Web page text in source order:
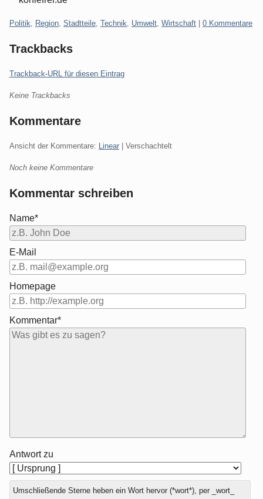
Kategorien:
Politik Region Stadtteile Technik Umwelt Wirtschaft 0 Kommentare
Trackbacks
Trackback-URL für diesen Eintrag
Keine Trackbacks
Kommentare
Ansicht der Kommentare: Linear | Verschachtelt
Noch keine Kommentare
Kommentar schreiben
Name*
E-Mail
Homepage
Kommentar*
Antwort zu
Umschließende Sterne heben ein Wort hervor (*wort*), per _wort_